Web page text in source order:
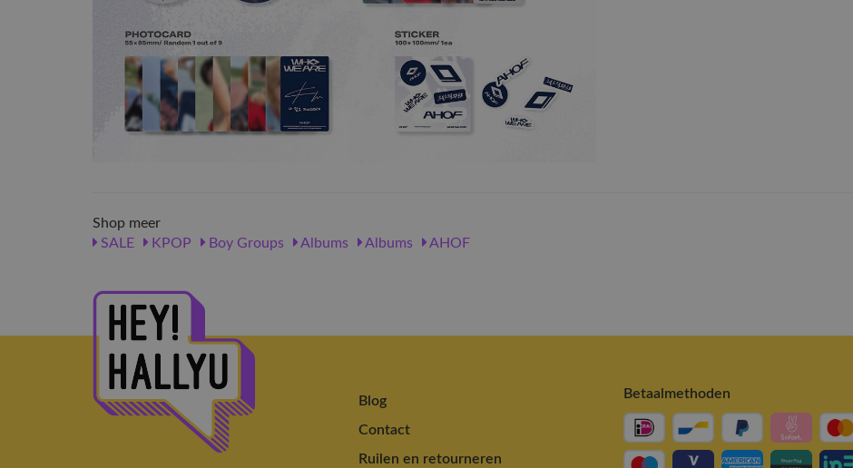
Shop meer
SALE
KPOP Boy Groups Albums Albums AHOF
Blog
Contact
Ruilen en retourneren
Betaalmethoden